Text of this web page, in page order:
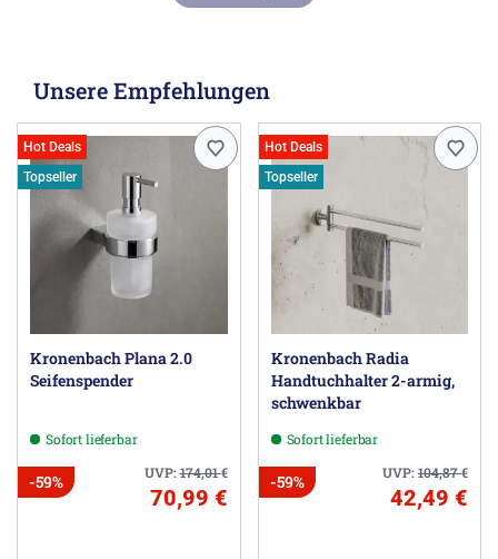
Unsere Empfehlungen
Hot Deals
Topseller
Kronenbach Plana 2.0
Seifenspender
Sofort lieferbar
UVP:174,01€
-59%
70,99 €
Hot Deals
Topseller
Kronenbach Radia
Handtuchhalter 2-armig,
schwenkbar
Sofort lieferbar
UVP:104,87€
-59%
42,49 €